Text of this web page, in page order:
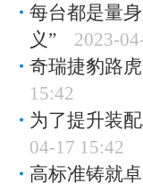
每台都是量
义”
2023-
奇瑞捷豹路
15:42
为了提升装
04-17 15:42
高标准铸就